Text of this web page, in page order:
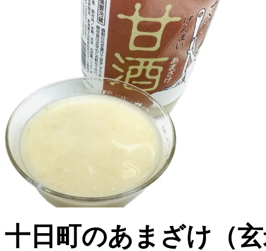
十日町のあまざけ（